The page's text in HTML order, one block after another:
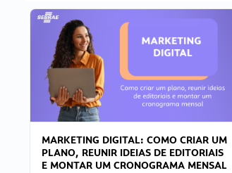
MARKETING DIGITAL: COMO CRIAR UM
PLANO, REUNIR IDEIAS DE EDITORIAIS
E MONTAR UM CRONOGRAMA MENSAL